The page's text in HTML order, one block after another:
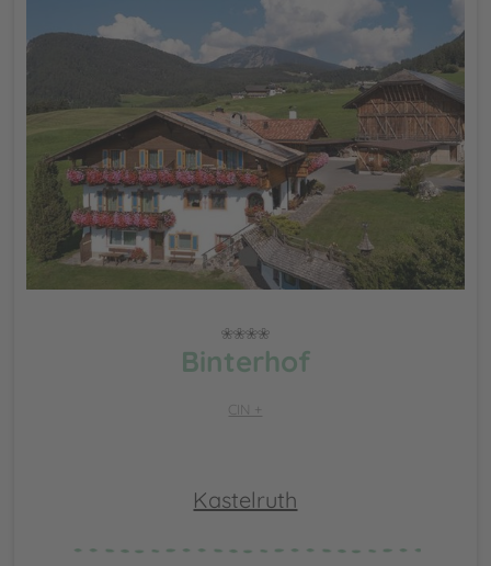
Binterhof
CIN +
Kastelruth